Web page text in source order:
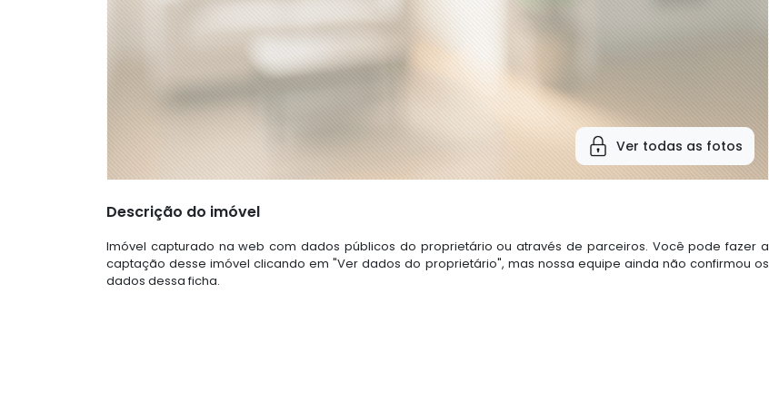
Ver todas as fotos
Descrição do imóvel
Imóvel capturado na web com dados públicos do proprietário ou através de parceiros. Você pode fazer a
captação desse imóvel clicando em "Ver dados do proprietário", mas nossa equipe ainda não confirmou os
dados dessa ficha.